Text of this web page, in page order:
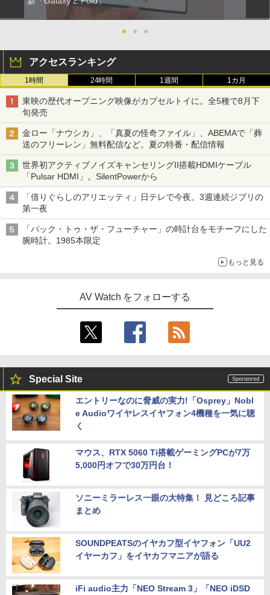
● ● ●
アクセスランキング
1時間 24時間 1週間 1カ月
東映の歴代オープニング映像がカプセルトイに。全5種で8月下
旬発売
金ロー「ナウシカ」、「真夏の怪奇ファイル」、ABEMAで「葬
送のフリーレン」無料配信など。夏の特番・配信情報
世界初アクティブノイズキャンセリングII搭載HDMIケーブル
「Pulsar HDMI」。SilentPowerから
「借りぐらしのアリエッティ」日テレで今夜。3週連続ジブリの
第一夜
「バック・トゥ・ザ・フューチャー」の時計台をモチーフにした
腕時計。1985本限定
もっと見る
AV Watch をフォローする
Special Site
エントリーなのに脅威の実力!「Osprey」Nobl
e Audioワイヤレスイヤフォン4機種を一気に聴
く
マウス、RTX 5060 Ti搭載ゲーミングPCが7万
5,000円オフで30万円台！
ソニーミラーレス一眼の大特集！ 見どころ記事
まとめ
SOUNDPEATSのイヤカフ型イヤフォン「UU2
イヤーカフ」をイヤカフマニアが語る
iFi audio主力「NEO Stream 3」「NEO iDSD